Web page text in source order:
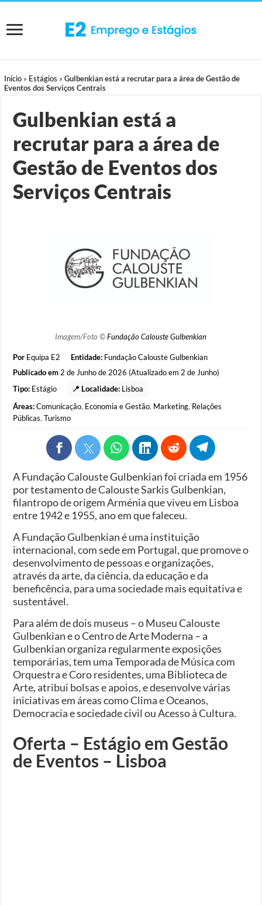
Início » Estágios »Gulbenkian está a recrutar para a área de Gestão de
Eventos dos Serviços Centrais
Gulbenkian está a
recrutar para a área de
Gestão de Eventos dos
Serviços Centrais
Imagem/Foto ©Fundação Calouste Gulbenkian
Por Equipa E2 Entidade: Fundação Calouste Gulbenkian
Publicado em 2 de Junho de 2026 (Atualizado em 2 de Junho)
Tipo: Estágio 📍 Localidade: Lisboa
Áreas: Comunicação, Economia e Gestão, Marketing, Relações
Públicas,Turismo
A Fundação Calouste Gulbenkian foi criada em 1956
por testamento de Calouste Sarkis Gulbenkian,
filantropo de origem Arménia que viveu em Lisboa
entre 1942 e 1955, ano em que faleceu.
A Fundação Gulbenkian é uma instituição
internacional, com sede em Portugal, que promove o
desenvolvimento de pessoas e organizações,
através da arte, da ciência, da educação e da
beneficência, para uma sociedade mais equitativa e
sustentável.
Para além de dois museus – o Museu Calouste
Gulbenkian e o Centro de Arte Moderna – a
Gulbenkian organiza regularmente exposições
temporárias, tem uma Temporada de Música com
Orquestra e Coro residentes, uma Biblioteca de
Arte, atribui bolsas e apoios, e desenvolve várias
iniciativas em áreas como Clima e Oceanos,
Democracia e sociedade civil ou Acesso à Cultura.
Oferta – Estágio em Gestão
de Eventos – Lisboa